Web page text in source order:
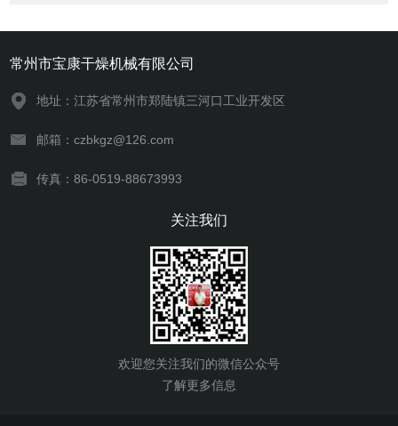
常州市宝康干燥机械有限公司
地址：江苏省常州市郑陆镇三河口工业开发区
邮箱：czbkgz@126.com
传真：86-0519-88673993
关注我们
欢迎您关注我们的微信公众号
了解更多信息